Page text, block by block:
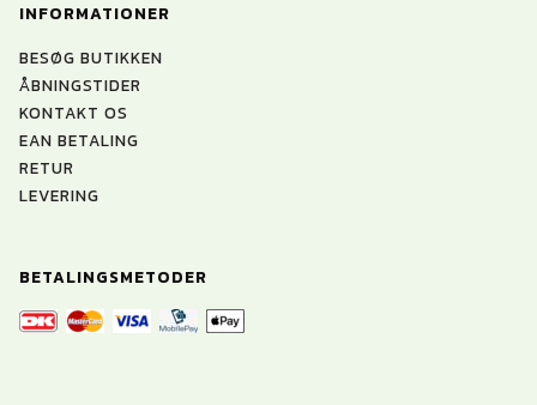
INFORMATIONER
BESØG BUTIKKEN
ÅBNINGSTIDER
KONTAKT OS
EAN BETALING
RETUR
LEVERING
BETALINGSMETODER